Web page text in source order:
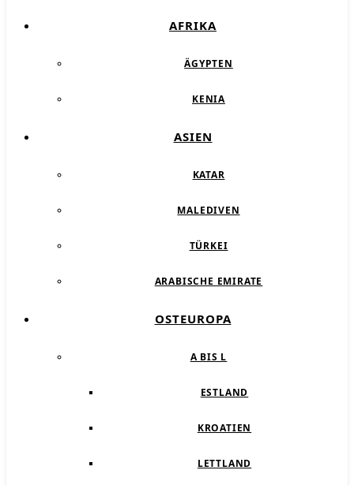
AFRIKA
ÄGYPTEN
KENIA
ASIEN
KATAR
MALEDIVEN
TÜRKEI
ARABISCHE EMIRATE
OSTEUROPA
A BIS L
ESTLAND
KROATIEN
LETTLAND